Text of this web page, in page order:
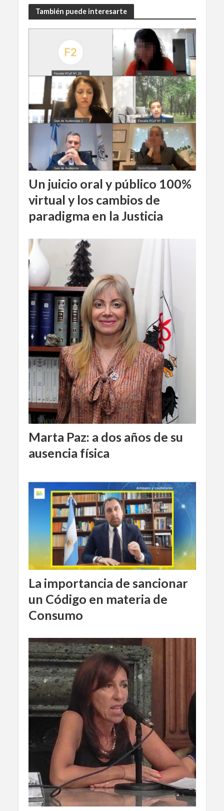
También puede interesarte
Un juicio oral y público 100%
virtual y los cambios de
paradigma en la Justicia
Marta Paz: a dos años de su
ausencia física
La importancia de sancionar
un Código en materia de
Consumo